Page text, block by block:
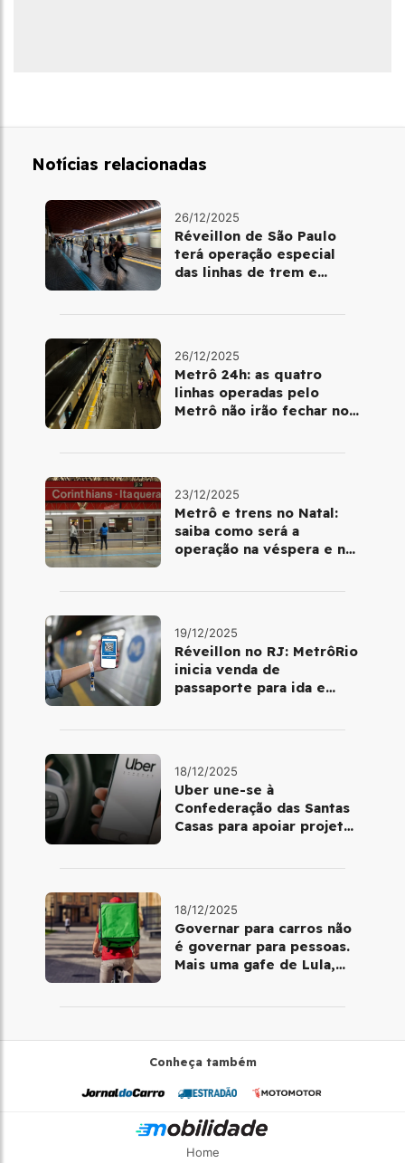
Notícias relacionadas
26/12/2025
Réveillon de São Paulo
terá operação especial
das linhas de trem e
26/12/2025
Metrô 24h: as quatro
linhas operadas pelo
Metrô não irão fechar no
23/12/2025
Metrô e trens no Natal:
saiba como será a
operação na véspera e no
19/12/2025
Réveillon no RJ: MetrôRio
inicia venda de
passaporte para ida e
18/12/2025
Uber une-se à
Confederação das Santas
Casas para apoiar projetos
18/12/2025
Governar para carros não
é governar para pessoas.
Mais uma gafe de Lula,
Conheça também
Home